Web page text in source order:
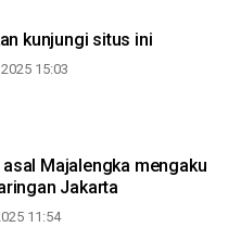
kunjungi situs ini
15:03
Majalengka mengaku
Jakarta
11:54